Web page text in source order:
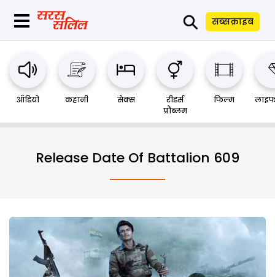
⚲ सब्सक्राइब
ऑडियो कहानी सेक्स
रीडर्स
प्रौब्लम
फिल्म
Release Date Of Battalion 609